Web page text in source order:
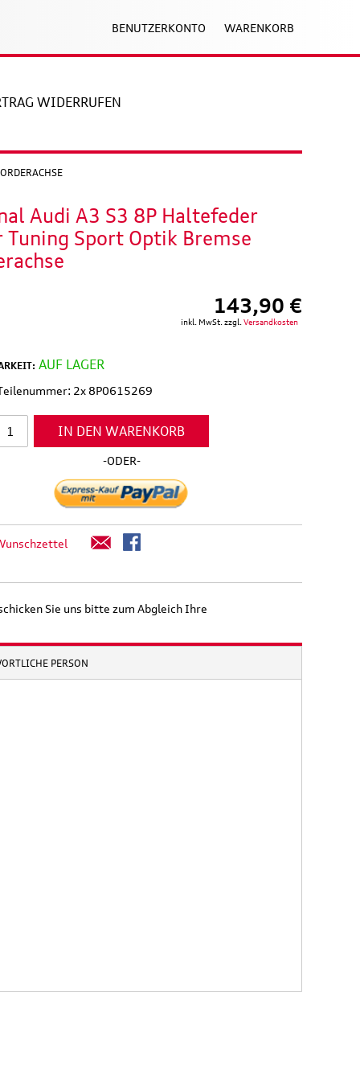
BENUTZERKONTO WARENKORB
WIDERRUFEN
Audi A3 S3 8P Haltefeder
Tuning Sport Optik Bremse
143,90 €
inkl. MwSt. zzgl. Versandkosten
AUF LAGER
2x 8P0615269
IN DEN WARENKORB
-ODER-
Sie uns bitte zum Abgleich Ihre
PERSON